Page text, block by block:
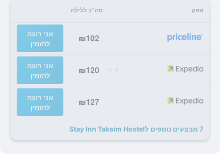
ספק סה"כ ללילה
₪102
אני רוצה
להזמין
₪120
אני רוצה
להזמין
₪127
אני רוצה
להזמין
7 מבצעים נוספים לStay Inn Taksim Hostel